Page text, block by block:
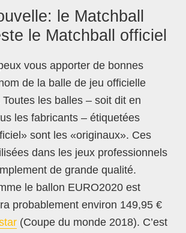
le Matchball
le Matchball officiel
vous apporter de bonnes
de la balle de jeu officielle
les balles – soit dit en
les fabricants – étiquetées
sont les «originaux». Ces
dans les jeux professionnels
de grande qualité.
le ballon EURO2020 est
probablement environ 149,95 €
(Coupe du monde 2018). C’est